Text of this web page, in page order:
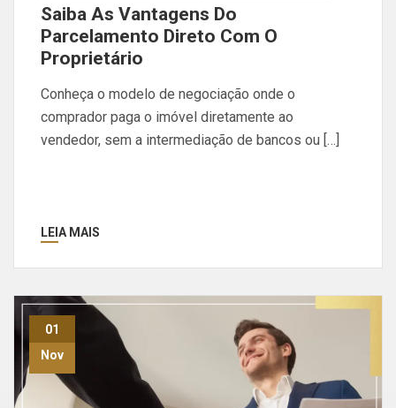
Saiba As Vantagens Do
Parcelamento Direto Com O
Proprietário
Conheça o modelo de negociação onde o
comprador paga o imóvel diretamente ao
vendedor, sem a intermediação de bancos ou […]
LEIA MAIS
01
Nov